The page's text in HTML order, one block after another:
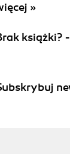
»
książki?